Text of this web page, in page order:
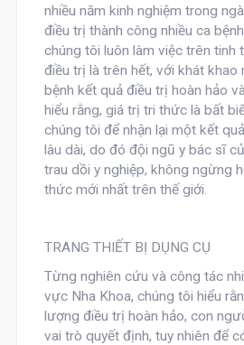
nhiều năm kinh nghiệm trong
điều trị thành công nhiều ca
chúng tôi luôn làm việc trên tinh
điều trị là trên hết, với khát khao
bệnh kết quả điều trị hoàn hảo
hiểu rằng, giá trị tri thức là bất
chúng tôi để nhận lại một kết
lâu dài, do đó đội ngũ y bác sĩ
trau dồi y nghiệp, không ngừng
thức mới nhất trên thế giới.
TRANG THIẾT BỊ DỤNG CỤ
Từng nghiên cứu và công tác
vực Nha Khoa, chúng tôi hiểu
lượng điều trị hoàn hảo, con
vai trò quyết định, tuy nhiên để